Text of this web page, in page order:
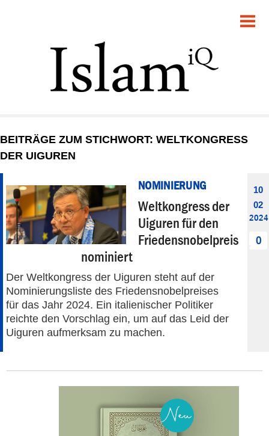
GESELLSCHAFT
STARTSEITE
PANORAMA
BEITRÄGE ZUM STICHWORT: WELTKONGRESS
DER UIGUREN
NOMINIERUNG
Weltkongress der
Uiguren für den
Friedensnobelpreis
nominiert
Der Weltkongress der Uiguren steht auf der
Nominierungsliste des Friedensnobelpreises
für das Jahr 2024. Ein italienischer Politiker
reichte den Vorschlag ein, um auf das Leid der
Uiguren aufmerksam zu machen.
10
02
2024
0